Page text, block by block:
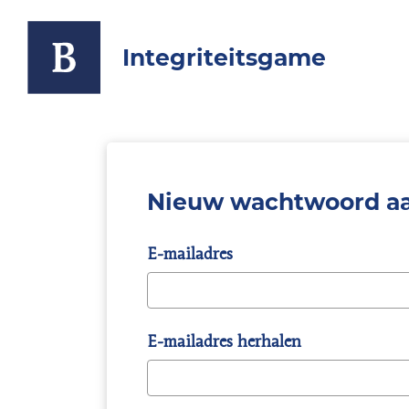
Integriteitsgame
Nieuw wachtwoord
E-mailadres
E-mailadres herhalen